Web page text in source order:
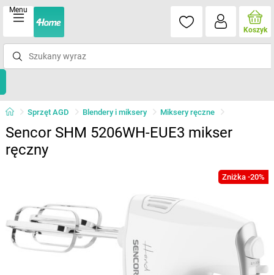
Menu
Koszyk
Sprzęt AGD Blendery i miksery Miksery ręczne
Sencor SHM 5206WH-EUE3 mikser
ręczny
Zniżka -20%